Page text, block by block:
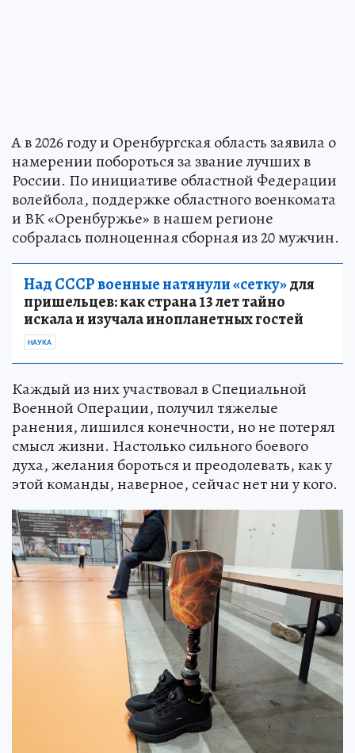
А в 2026 году и Оренбургская область заявила о
намерении побороться за звание лучших в
России. По инициативе областной Федерации
волейбола, поддержке областного военкомата
и ВК «Оренбуржье» в нашем регионе
собралась полноценная сборная из 20 мужчин.
Над СССР военные натянули «сетку»для
пришельцев: как страна 13 лет тайно
искала и изучала инопланетных гостей
НАУКА
Каждый из них участвовал в Специальной
Военной Операции, получил тяжелые
ранения, лишился конечности, но не потерял
смысл жизни. Настолько сильного боевого
духа, желания бороться и преодолевать, как у
этой команды, наверное, сейчас нет ни у кого.